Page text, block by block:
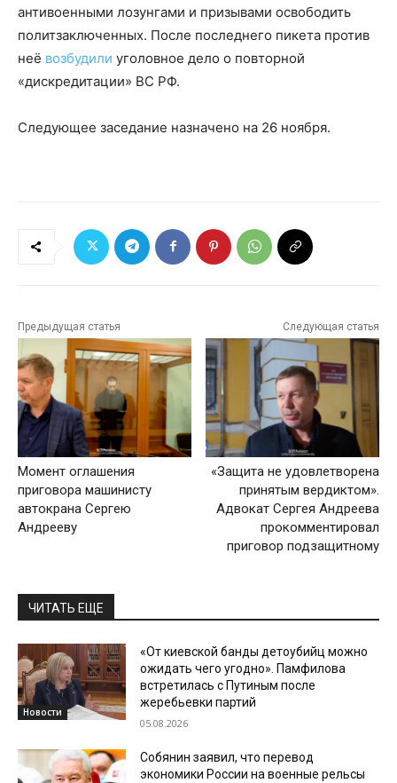
антивоенными лозунгами и призывами освободить
политзаключенных. После последнего пикета против
неё возбудили уголовное дело о повторной
«дискредитации» ВС РФ.
Следующее заседание назначено на 26 ноября.
Предыдущая статья
Момент оглашения
приговора машинисту
автокрана Сергею
Андрееву
Следующая статья
«Защита не удовлетворена
принятым вердиктом».
Адвокат Сергея Андреева
прокомментировал
приговор подзащитному
ЧИТАТЬ ЕЩЕ
Новости
«От киевской банды детоубийц можно
ожидать чего угодно». Памфилова
встретилась с Путиным после
жеребьевки партий
05.08.2026
Собянин заявил, что перевод
экономики России на военные рельсы